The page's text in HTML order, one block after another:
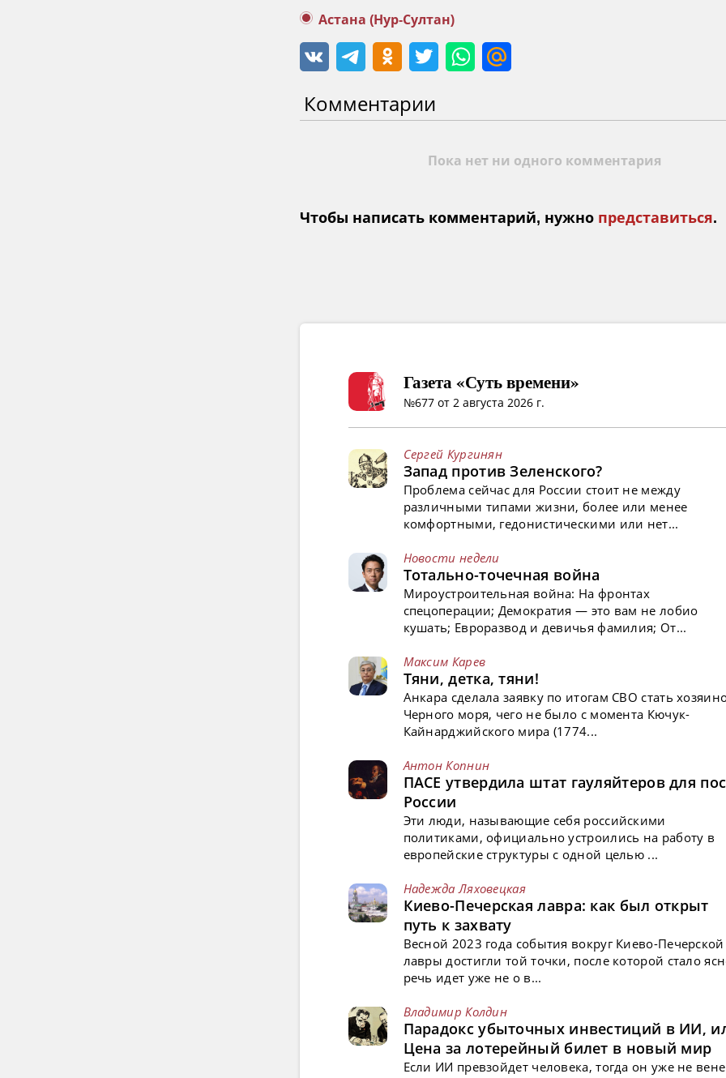
Астана (Нур-Султан)
Комментарии
Пока нет ни одного комментария
Чтобы написать комментарий, нужно представиться.
Газета «Суть времени»
№677 от 2 августа 2026 г.
Сергей Кургинян
Запад против Зеленского?
Проблема сейчас для России стоит не между
различными типами жизни, более или менее
комфортными, гедонистическими или нет...
Новости недели
Тотально-точечная война
Мироустроительная война: На фронтах
спецоперации; Демократия — это вам не лобио
кушать; Евроразвод и девичья фамилия; От...
Максим Карев
Тяни, детка, тяни!
Анкара сделала заявку по итогам СВО стать
Черного моря, чего не было с момента Кючук-
Кайнарджийского мира (1774...
Антон Копнин
ПАСЕ утвердила штат гауляйтеров для
России
Эти люди, называющие себя российскими
политиками, официально устроились на работу в
европейские структуры с одной целью ...
Надежда Ляховецкая
Киево-Печерская лавра: как был открыт
путь к захвату
Весной 2023 года события вокруг Киево-Печерской
лавры достигли той точки, после которой стало
речь идет уже не о в...
Владимир Колдин
Парадокс убыточных инвестиций в ИИ,
Цена за лотерейный билет в новый мир
Если ИИ превзойдет человека, тогда он уже не